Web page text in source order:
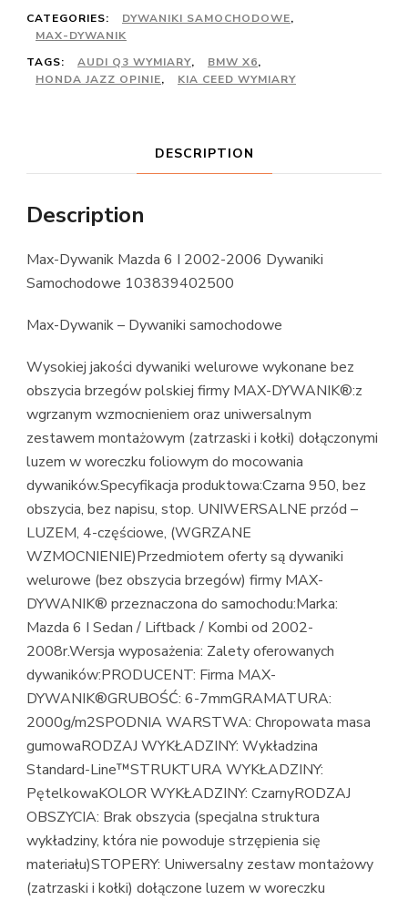
CATEGORIES:
DYWANIKI SAMOCHODOWE,
MAX-DYWANIK
TAGS:
AUDI Q3 WYMIARY, BMW X6,
HONDA JAZZ OPINIE, KIA CEED WYMIARY
DESCRIPTION
Description
Max-Dywanik Mazda 6 I 2002-2006 Dywaniki
Samochodowe 103839402500
Max-Dywanik – Dywaniki samochodowe
Wysokiej jakości dywaniki welurowe wykonane bez
obszycia brzegów polskiej firmy MAX-DYWANIK®:z
wgrzanym wzmocnieniem oraz uniwersalnym
zestawem montażowym (zatrzaski i kołki) dołączonymi
luzem w woreczku foliowym do mocowania
dywaników.Specyfikacja produktowa:Czarna 950, bez
obszycia, bez napisu, stop. UNIWERSALNE przód –
LUZEM, 4-częściowe, (WGRZANE
WZMOCNIENIE)Przedmiotem oferty są dywaniki
welurowe (bez obszycia brzegów) firmy MAX-
DYWANIK® przeznaczona do samochodu:Marka:
Mazda 6 I Sedan / Liftback / Kombi od 2002-
2008r.Wersja wyposażenia: Zalety oferowanych
dywaników:PRODUCENT: Firma MAX-
DYWANIK®GRUBOŚĆ: 6-7mmGRAMATURA:
2000g/m2SPODNIA WARSTWA: Chropowata masa
gumowaRODZAJ WYKŁADZINY: Wykładzina
Standard-Line™STRUKTURA WYKŁADZINY:
PętelkowaKOLOR WYKŁADZINY: CzarnyRODZAJ
OBSZYCIA: Brak obszycia (specjalna struktura
wykładziny, która nie powoduje strzępienia się
materiału)STOPERY: Uniwersalny zestaw montażowy
(zatrzaski i kołki) dołączone luzem w woreczku